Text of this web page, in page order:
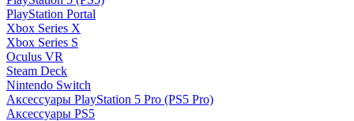
PlayStation Portal
Xbox Series X
Xbox Series S
Oculus VR
Steam Deck
Nintendo Switch
Аксессуары PlayStation 5 Pro (PS5 Pro)
Аксессуары PS5